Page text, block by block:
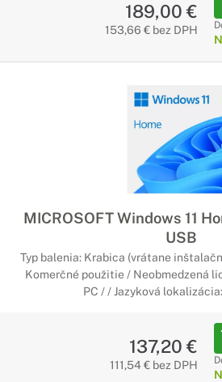
189,00 €
153,66 € bez DPH
MICROSOFT Windows 11
USB
Typ balenia: Krabica (vrátane
Komerčné použitie / Neobmedzená
PC / / Jazyková
137,20 €
111,54 € bez DPH